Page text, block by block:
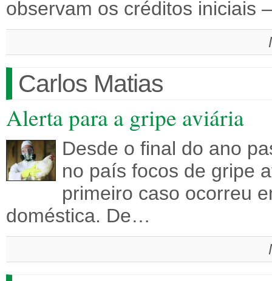
observam os créditos iniciais
Carlos Matias
Alerta para a gripe aviária
Desde o final do ano
no país focos de gripe
primeiro caso ocorreu
doméstica. De…